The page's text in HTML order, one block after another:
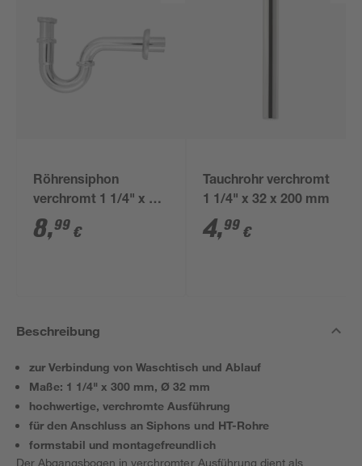
Röhrensiphon
verchromt 1 1/4" x 32
mm
8,99 €
Tauchrohr verchromt
1 1/4" x 32 x 200 mm
4,99 €
Beschreibung
zur Verbindung von Waschtisch und Ablauf
Maße: 1 1/4" x 300 mm, Ø 32 mm
hochwertige, verchromte Ausführung
für den Anschluss an Siphons und HT-Rohre
formstabil und montagefreundlich
Der Abgangsbogen in verchromter Ausführung dient als